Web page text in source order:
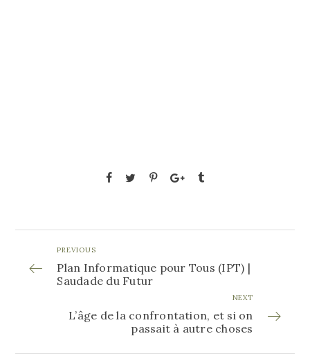
PREVIOUS
Plan Informatique pour Tous (IPT) |
Saudade du Futur
NEXT
L’âge de la confrontation, et si on
passait à autre choses